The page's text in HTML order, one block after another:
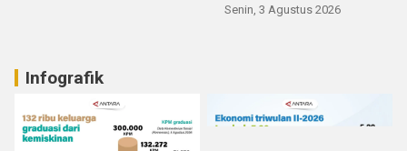
Senin, 3 Agustus 2026
Infografik